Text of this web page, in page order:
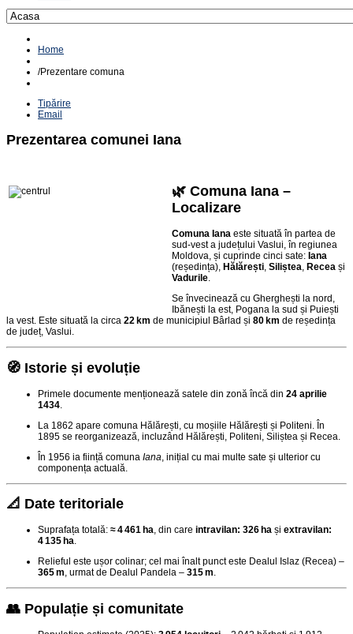
Home
/Prezentare comuna
Tipărire
Email
Prezentarea comunei Iana
🌿 Comuna Iana –
Localizare
Comuna Iana este situată în partea de
sud‑vest a județului Vaslui, în regiunea
Moldova, și cuprinde cinci sate: Iana
(reședința), Hălărești Siliștea Recea și
Vadurile
Se învecinează cu Gherghești la nord,
Ibănești la est, Pogana la sud și Puiești
la vest. Este situată la circa 22 km de municipiul Bârlad și 80 km de reședința
de județ, Vaslui
🧭 Istorie și evoluție
Primele documente menționează satele din zonă încă din 24 aprilie
1434
La 1862 apare comuna Hălărești, cu moșiile Hălărești și Politeni. În
1895 se reorganizează, incluzând Hălărești, Politeni, Siliștea și Recea.
În 1956 ia ființă comuna Iana , inițial cu mai multe sate și ulterior cu
componența actuală
📐 Date teritoriale
Suprafața totală: ≈ 4 461 ha, din care intravilan: 326 ha și extravilan:
4 135 ha.
Relieful este ușor colinar; cel mai înalt punct este Dealul Islaz (Recea) –
365 m, urmat de Dealul Pandela – 315 m.
👥 Populație și comunitate